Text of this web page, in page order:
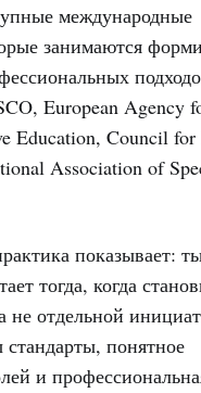
международные
занимаются
European Agency
Education, Council
Association of
показывает:
тогда, когда
не отдельной
стандарты, понятное
и